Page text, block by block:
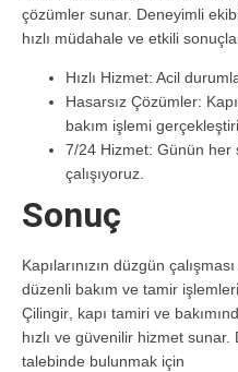
çözümler sunar. Deneyimli
hızlı müdahale ve etkili
Hızlı Hizmet: Acil
Hasarsız Çözümler:
bakım işlemi
7/24 Hizmet: Günün her
çalışıyoruz.
Sonuç
Kapılarınızın düzgün
düzenli bakım ve tamir
Çilingir , kapı tamiri ve
hızlı ve güvenilir hizmet
talebinde bulunmak için